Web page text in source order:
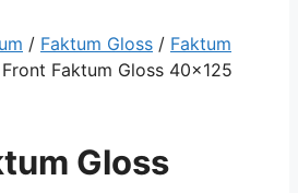
/ Faktum Gloss / Faktum
Faktum Gloss 40×125
Gloss